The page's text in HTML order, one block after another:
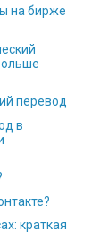
на бирже
перевод
в
краткая